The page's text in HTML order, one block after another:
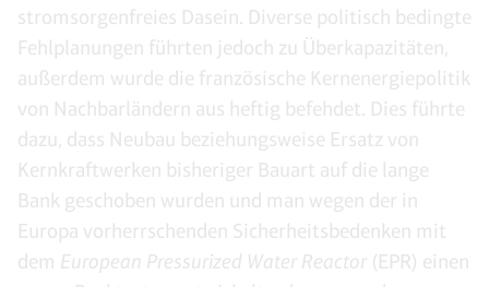
stromsorgenfreies Dasein. Diverse politisch bedingte
Fehlplanungen führten jedoch zu Überkapazitäten,
außerdem wurde die französische Kernenergiepolitik
von Nachbarländern aus heftig befehdet. Dies führte
dazu, dass Neubau beziehungsweise Ersatz von
Kernkraftwerken bisheriger Bauart auf die lange
Bank geschoben wurden und man wegen der in
Europa vorherrschenden Sicherheitsbedenken mit
dem European Pressurized Water Reactor (EPR) einen